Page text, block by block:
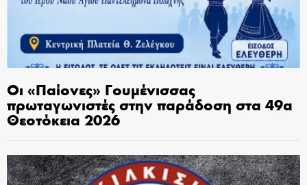
Οι «Παίονες» Γουμένισσας
πρωταγωνιστές στην παράδοση στα 49α
Θεοτόκεια 2026